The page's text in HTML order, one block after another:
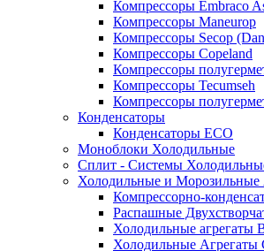
Компрессоры Embraco
Компрессоры Maneurop
Компрессоры Secop
Компрессоры Copeland
Компрессоры
Компрессоры Tecumseh
Компрессоры
Конденсаторы
Конденсаторы ECO
Моноблоки Холодильные
Сплит - Системы
Холодильные и Морозильные
Компрессорно-
Распашные
Холодильные агрегаты
Холодильные Агрегаты